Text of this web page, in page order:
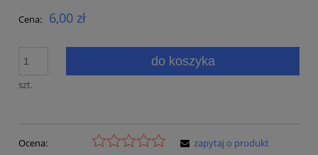
Cena: 6,00 zł
szt.
do koszyka
Ocena:
zapytaj o produkt